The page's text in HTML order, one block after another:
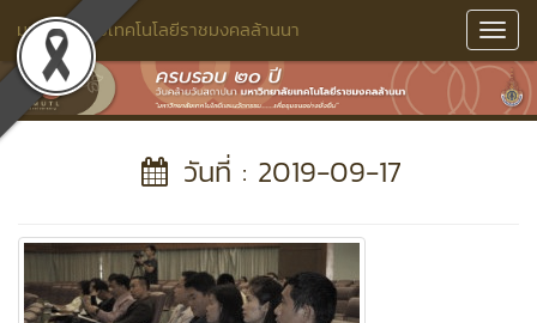
มหาวิทยาลัยเทคโนโลยีราชมงคลล้านนา
วันที่ : 2019-09-17